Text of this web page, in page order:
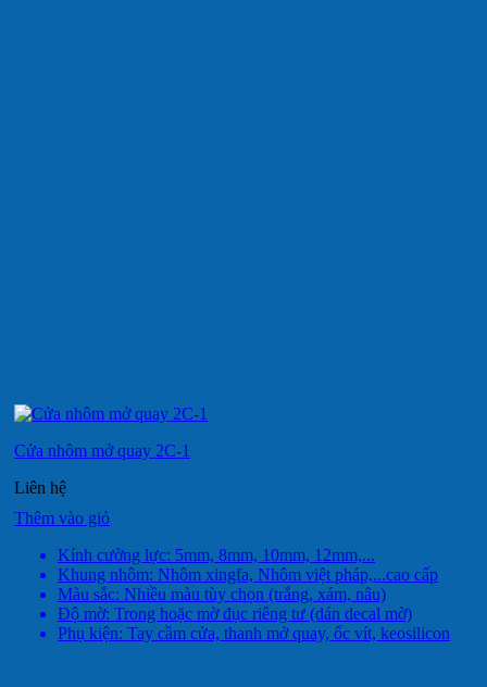
Cửa nhôm mở quay 2C-1
Liên hệ
Thêm vào giỏ
Kính cường lực: 5mm, 8mm, 10mm, 12mm,...
Khung nhôm: Nhôm xingfa, Nhôm việt pháp,...cao cấp
Màu sắc: Nhiều màu tùy chọn (trắng, xám, nâu)
Độ mờ: Trong hoặc mờ đục riêng tư (dán decal mờ)
Phụ kiện: Tay cầm cửa, thanh mở quay, ốc vít, keosilicon